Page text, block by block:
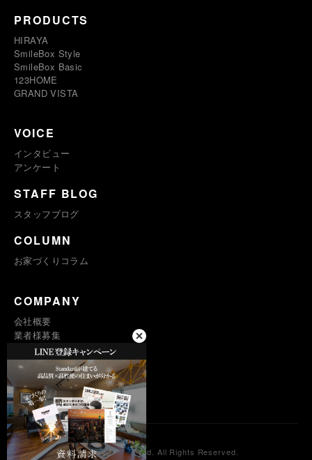
PRODUCTS
HIRAYA
SmileBox Style
SmileBox Basic
123HOME
GRAND VISTA
VOICE
インタビュー
アンケート
STAFF BLOG
スタッフブログ
COLUMN
お家づくりコラム
COMPANY
会社概要
業者様募集
プライバシーポリシー
求人採用
© Standard Co., Ltd. All Rights Reserved.